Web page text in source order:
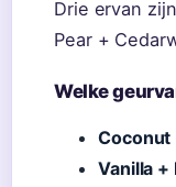
Drie ervan
Pear +
Welke
Coconut
Vanilla